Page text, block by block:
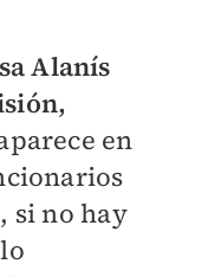
Alanís
,
en
si no hay